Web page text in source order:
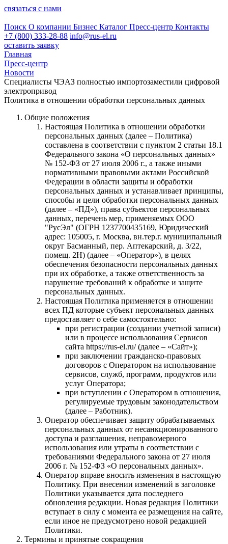
связаться с нами
Поиск О компании Бизнес Каталог Пресс-центр Контакты
+7 (800) 333-28-88 info@rus-el.ru
оставить заявку
Главная
Пресс-центр
Новости
Специалисты ЧЭАЗ полностью импортозаместили цифровой
электропривод
Политика в отношении обработки персональных данных
Общие положения
Настоящая Политика в отношении обработки
персональных данных (далее – Политика)
составлена в соответствии с пунктом 2 статьи 18.1
Федерального закона «О персональных данных»
№ 152-ФЗ от 27 июля 2006 г., а также иными
нормативными правовыми актами Российской
Федерации в области защиты и обработки
персональных данных и устанавливает принципы,
способы и цели обработки персональных данных
(далее – «ПД»), права субъектов персональных
данных, перечень мер, применяемых ООО
"РусЭл" (ОГРН 1237700435169, Юридический
адрес: 105005, г. Москва, вн.тер.г. муниципальный
округ Басманный, пер. Аптекарский, д. 3/22,
помещ. 2Н⁠) (далее – «Оператор»), в целях
обеспечения безопасности персональных данных
при их обработке, а также ответственность за
нарушение требований к обработке и защите
персональных данных.
Настоящая Политика применяется в отношении
всех ПД которые субъект персональных данных
предоставляет о себе самостоятельно:
при регистрации (создании учетной записи)
или в процессе использования Сервисов
сайта https://rus-el.ru/ (далее – «Сайт»);
при заключении гражданско-правовых
договоров с Оператором на использование
сервисов, служб, программ, продуктов или
услуг Оператора;
при вступлении с Оператором в отношения,
регулируемые трудовым законодательством
(далее – Работник).
Оператор обеспечивает защиту обрабатываемых
персональных данных от несанкционированного
доступа и разглашения, неправомерного
использования или утраты в соответствии с
требованиями Федерального закона от 27 июля
2006 г. № 152-ФЗ «О персональных данных».
Оператор вправе вносить изменения в настоящую
Политику. При внесении изменений в заголовке
Политики указывается дата последнего
обновления редакции. Новая редакция Политики
вступает в силу с момента ее размещения на сайте,
если иное не предусмотрено новой редакцией
Политики.
Термины и принятые сокращения